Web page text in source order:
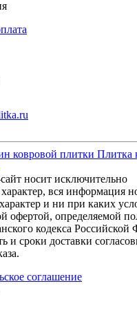
Плитка
носит исключительно
вся информация
и ни при каких
офертой, определяемой
кодекса Российской
и сроки доставки
соглашение